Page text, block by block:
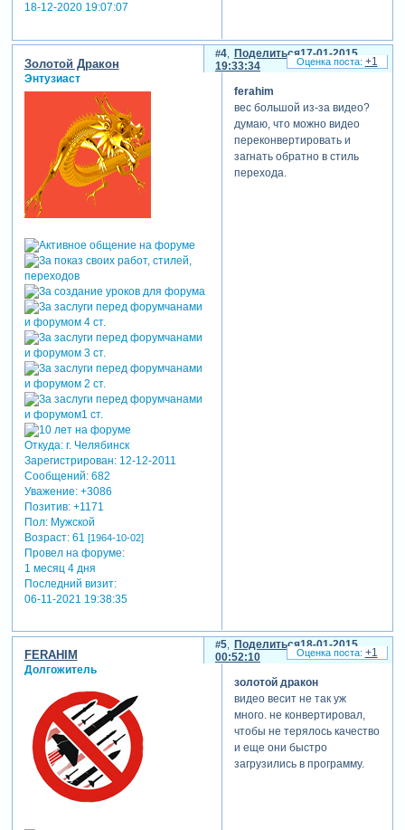
18-12-2020 19:07:07
Поделиться
4
17-01-2015
19:33:34
Золотой Дракон
Энтузиаст
Откуда:г. Челябинск
Зарегистрирован: 12-12-2011
Сообщений:682
Уважение: +3086
Позитив: +1171
Пол:Мужской
Возраст:61 [1964-10-02]
Провел на форуме:
1 месяц 4 дня
Последний визит:
06-11-2021 19:38:35
ferahim
вес большой из-за видео?
думаю, что можно видео
переконвертировать и
загнать обратно в стиль
перехода.
+1
Поделиться
5
18-01-2015
00:52:10
FERAHIM
Долгожитель
золотой дракон
видео весит не так уж
много. не конвертировал,
чтобы не терялось качество
и еще они быстро
загрузились в программу.
+1